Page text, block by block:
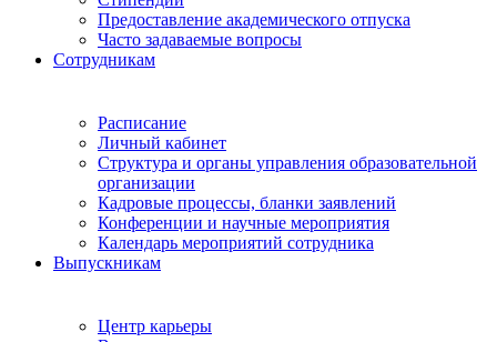
Предоставление академического отпуска
Часто задаваемые вопросы
Сотрудникам
Расписание
Личный кабинет
Структура и органы управления образовательной
организации
Кадровые процессы, бланки заявлений
Конференции и научные мероприятия
Календарь мероприятий сотрудника
Выпускникам
Центр карьеры